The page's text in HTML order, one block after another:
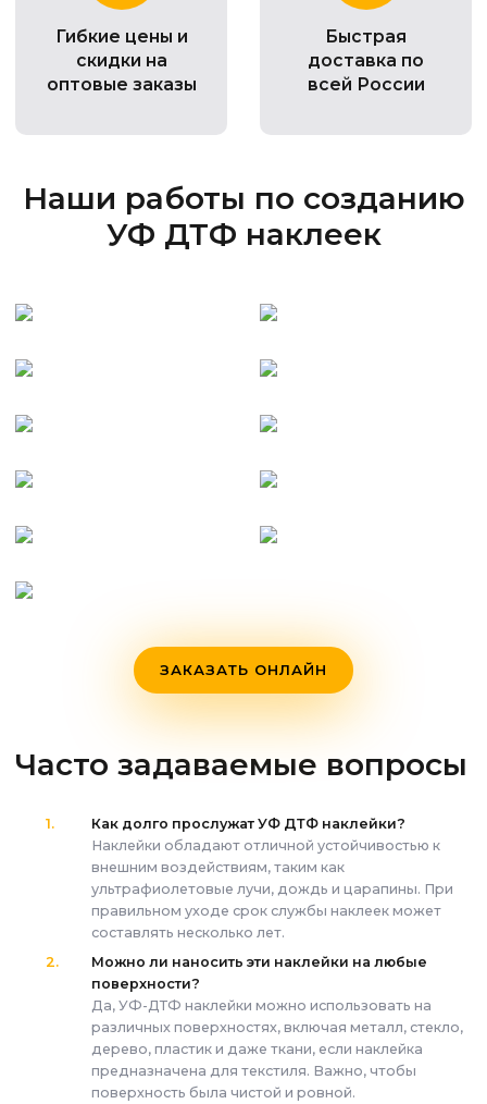
Гибкие цены и
скидки на
оптовые заказы
Быстрая
доставка по
всей России
Наши работы по созданию
УФ ДТФ наклеек
ЗАКАЗАТЬ ОНЛАЙН
Часто задаваемые вопросы
Как долго прослужат УФ ДТФ наклейки?
Наклейки обладают отличной устойчивостью к
внешним воздействиям, таким как
ультрафиолетовые лучи, дождь и царапины. При
правильном уходе срок службы наклеек может
составлять несколько лет.
Можно ли наносить эти наклейки на любые
поверхности?
Да, УФ-ДТФ наклейки можно использовать на
различных поверхностях, включая металл, стекло,
дерево, пластик и даже ткани, если наклейка
предназначена для текстиля. Важно, чтобы
поверхность была чистой и ровной.